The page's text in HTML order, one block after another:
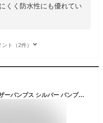
くく防水性にも優れてい
ト（2件）
【公式】 BEAUFIT A62W オールウエザーパンプス シルバー パンプス レディース ビューフィット REGAL CORPORATION リーガル コーポレーション 日本製 | 靴 ビジネス くつ シューズ 女性用 オフィス レインパンプス レインシューズ 雨 撥水 ヒール 低い ローヒール